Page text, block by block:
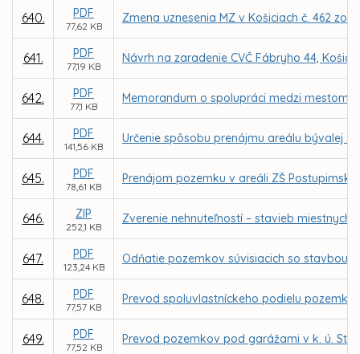
640. PDF
77,62 KB
Zmena uznesenia MZ v Košiciach č. 462 zo
641. PDF
77,19 KB
Návrh na zaradenie CVČ Fábryho 44,
642. PDF
77,1 KB
Memorandum o spolupráci medzi mestom
644. PDF
141,56 KB
Určenie spôsobu prenájmu areálu bývalej
645. PDF
78,61 KB
Prenájom pozemku v areáli ZŠ
646. ZIP
252,1 KB
Zverenie nehnuteľností – stavieb miestnych
647. PDF
123,24 KB
Odňatie pozemkov súvisiacich so stavbou
648. PDF
77,57 KB
Prevod spoluvlastníckeho podielu pozemku,
649. PDF
77,52 KB
Prevod pozemkov pod garážami v k. ú.